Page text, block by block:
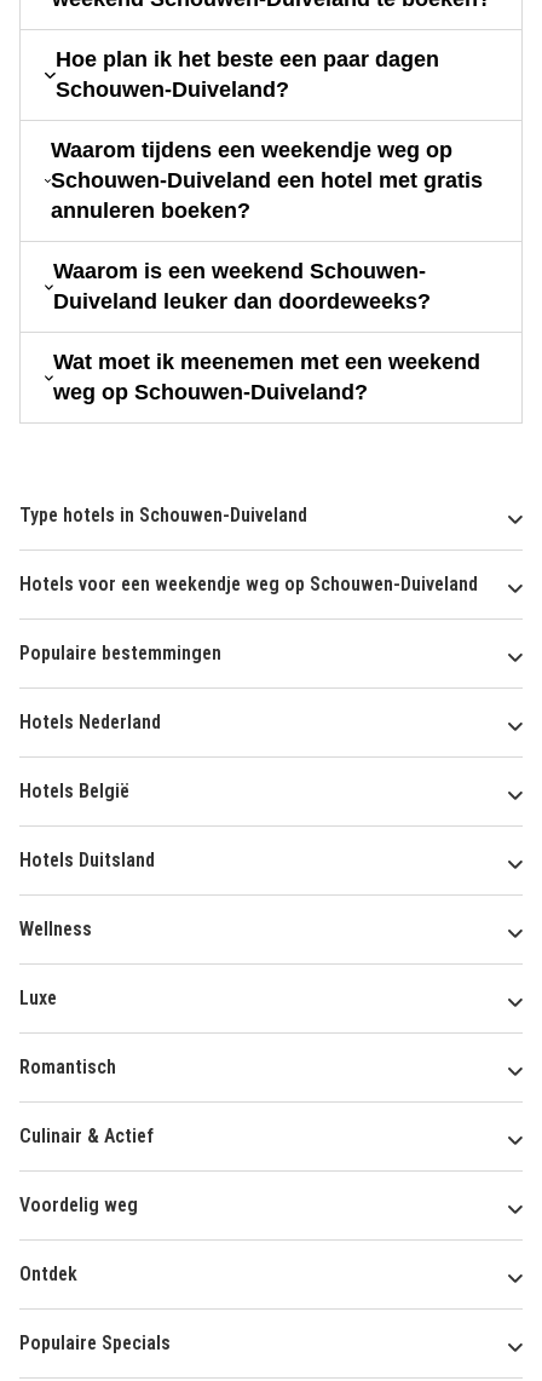
Hoe plan ik het beste een paar dagen
Schouwen-Duiveland?
Waarom tijdens een weekendje weg op
Schouwen-Duiveland een hotel met gratis
annuleren boeken?
Waarom is een weekend Schouwen-
Duiveland leuker dan doordeweeks?
Wat moet ik meenemen met een weekend
weg op Schouwen-Duiveland?
Type hotels in Schouwen-Duiveland
Hotels voor een weekendje weg op Schouwen-Duiveland
Populaire bestemmingen
Hotels Nederland
Hotels België
Hotels Duitsland
Wellness
Luxe
Romantisch
Culinair & Actief
Voordelig weg
Ontdek
Populaire Specials